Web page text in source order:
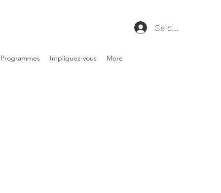
Se connecter
Programmes Impliquez-vous More